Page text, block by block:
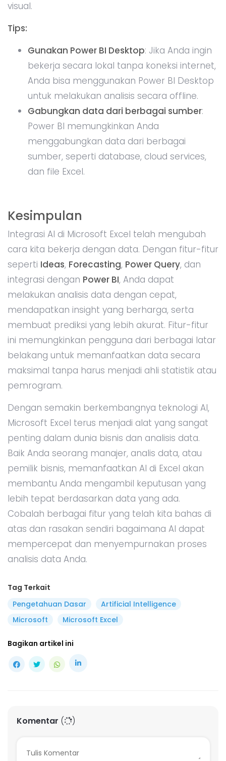
atas dan rasakan sendiri bagaimana AI dapat
mempercepat dan menyempurnakan proses
Tag Terkait
Pengetahuan Dasar
Artificial Intelligence
Microsoft
Microsoft Excel
Bagikan artikel ini
Kirim
Belum ada komentar.
Jadilah yang pertama berkomentar disini
ARTIKEL TERPOPULER
08 Agu 2024 12.44 WIB
Evaluasi AI
29 Jul 2024 13.38 WIB